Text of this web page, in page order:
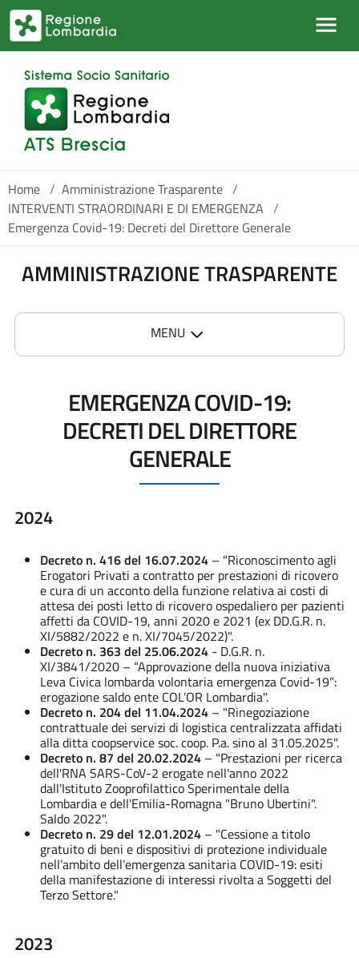
Salta al contenuto principale
Home / Amministrazione Trasparente /
INTERVENTI STRAORDINARI E DI EMERGENZA /
Emergenza Covid-19: Decreti del Direttore Generale
AMMINISTRAZIONE TRASPARENTE
MENU
EMERGENZA COVID-19:
DECRETI DEL DIRETTORE
GENERALE
2024
Decreto n. 416 del 16.07.2024– "Riconoscimento agli
Erogatori Privati a contratto per prestazioni di ricovero
e cura di un acconto della funzione relativa ai costi di
attesa dei posti letto di ricovero ospedaliero per pazienti
affetti da COVID-19, anni 2020 e 2021 (ex DD.G.R. n.
XI/5882/2022 e n. XI/7045/2022)".
Decreto n. 363 del 25.06.2024- D.G.R. n.
XI/3841/2020 – “Approvazione della nuova iniziativa
Leva Civica lombarda volontaria emergenza Covid-19”:
erogazione saldo ente COL’OR Lombardia".
Decreto n. 204 del 11.04.2024 – "Rinegoziazione
contrattuale dei servizi di logistica centralizzata affidati
alla ditta coopservice soc. coop. P.a. sino al 31.05.2025".
Decreto n. 87 del 20.02.2024 – "Prestazioni per ricerca
dell'RNA SARS-CoV-2 erogate nell'anno 2022
dall'Istituto Zooprofilattico Sperimentale della
Lombardia e dell'Emilia-Romagna "Bruno Ubertini".
Saldo 2022".
Decreto n. 29 del 12.01.2024 – "Cessione a titolo
gratuito di beni e dispositivi di protezione individuale
nell’ambito dell’emergenza sanitaria COVID-19: esiti
della manifestazione di interessi rivolta a Soggetti del
Terzo Settore."
2023